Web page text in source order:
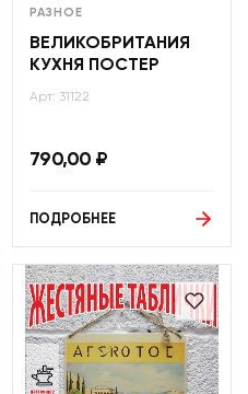
РАЗНОЕ
ВЕЛИКОБРИТАНИЯ
КУХНЯ ПОСТЕР
Арт: 31122
790,00 ₽
ПОДРОБНЕЕ